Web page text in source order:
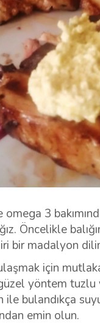
3
Öncelikle
iri bir madalyon
için
yöntem tuzlu
bulandıkça
emin olun.